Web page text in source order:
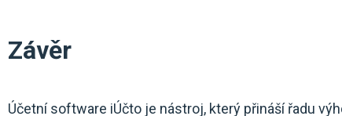
Závěr
Účetní software iÚčto je nástroj, který přináší řadu